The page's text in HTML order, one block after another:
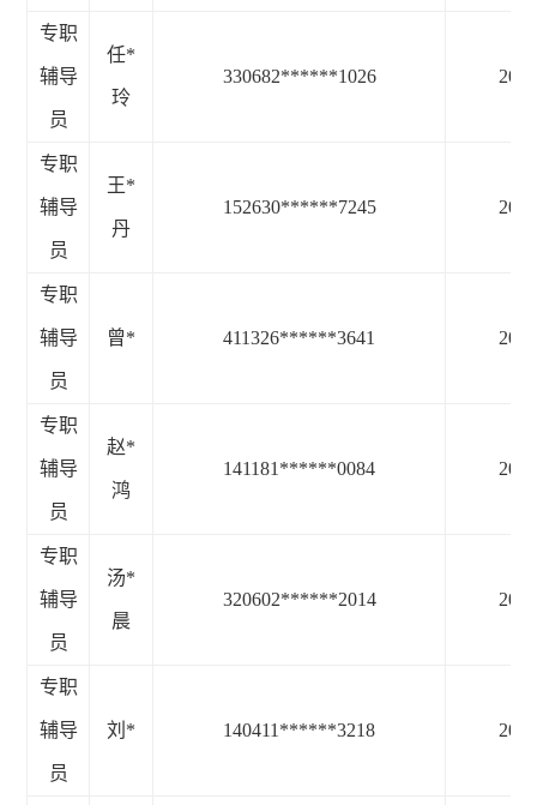
专职
辅导
员
任*
玲
330682******1026
专职
辅导
员
王*
丹
152630******7245
专职
辅导
员
曾* 411326******3641
专职
辅导
员
赵*
鸿
141181******0084
专职
辅导
员
汤*
晨
320602******2014
专职
辅导
员
刘 * 140411******3218